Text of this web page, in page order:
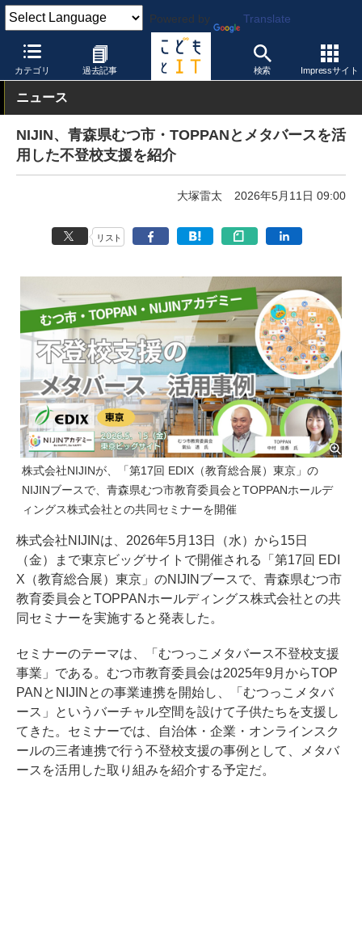
Powered by Translate
カテゴリ 過去記事 検索 Impressサイト
こどもとIT イベント・セミナー EDIX東京2026特集
ニュース
NIJIN、青森県むつ市・TOPPANとメタバースを活
用した不登校支援を紹介
大塚雷太 2026年5月11日 09:00
リスト
株式会社NIJINが、「第17回 EDIX（教育総合展）東京」の
NIJINブースで、青森県むつ市教育委員会とTOPPANホールデ
ィングス株式会社との共同セミナーを開催
株式会社NIJINは、2026年5月13日（水）から15日
（金）まで東京ビッグサイトで開催される「第17回 EDI
X（教育総合展）東京」のNIJINブースで、青森県むつ市
教育委員会とTOPPANホールディングス株式会社との共
同セミナーを実施すると発表した。
セミナーのテーマは、「むつっこメタバース不登校支援
事業」である。むつ市教育委員会は2025年9月からTOP
PANとNIJINとの事業連携を開始し、「むつっこメタバ
ース」というバーチャル空間を設けて子供たちを支援し
てきた。セミナーでは、自治体・企業・オンラインスク
ールの三者連携で行う不登校支援の事例として、メタバ
ースを活用した取り組みを紹介する予定だ。